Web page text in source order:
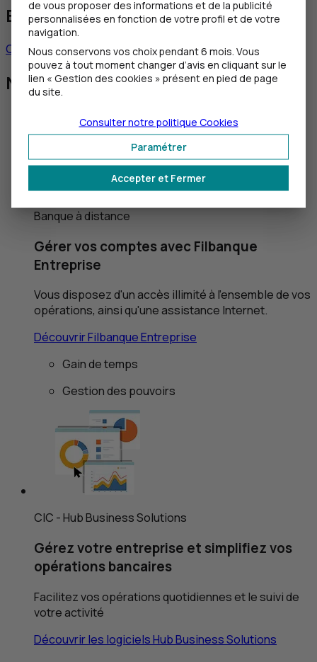
Besoin de nous contacter ?
Contacter un chargé d’affaires
Nos autres solutions
Banque à distance
Gérer vos comptes avec Filbanque
Entreprise
Vous disposez d'un accès illimité à l'ensemble de vos
opérations, ainsi qu'une assistance Internet.
Découvrir Filbanque Entreprise
Gain de temps
Gestion des pouvoirs
CIC -Hub Business Solutions
Gérez votre entreprise et simplifiez vos
opérations bancaires
Facilitez vos opérations quotidiennes et le suivi de
votre activité
Découvrir les logicielsHub Business Solutions
de vous proposer des informations et de la publicité
personnalisées en fonction de votre profil et de votre
navigation.
Nous conservons vos choix pendant 6 mois. Vous
pouvez à tout moment changer d’avis en cliquant sur le
lien « Gestion des cookies » présent en pied de page
du site.
Accepter et Fermer
Paramétrer
Consulter notre politique Cookies